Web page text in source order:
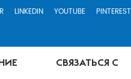
LINKEDIN YOUTUBE PINTEREST
СВЯЗАТЬСЯ С